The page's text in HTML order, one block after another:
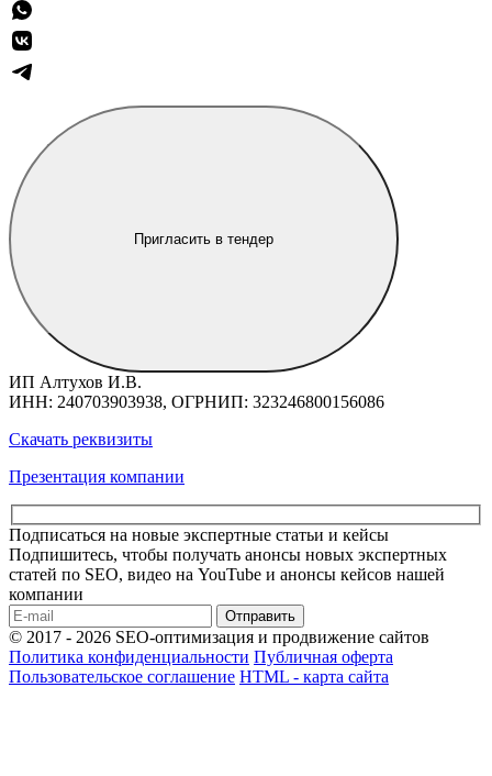
Пригласить в тендер
ИП Алтухов И.В.
ИНН: 240703903938, ОГРНИП: 323246800156086
Скачать реквизиты
Презентация компании
Подписаться на новые экспертные статьи и кейсы
Подпишитесь, чтобы получать анонсы новых экспертных
статей по SEO, видео на YouTube и анонсы кейсов нашей
компании
Отправить
© 2017 - 2026 SEO-оптимизация и продвижение сайтов
Политика конфиденциальности Публичная оферта
Пользовательское соглашение HTML - карта сайта